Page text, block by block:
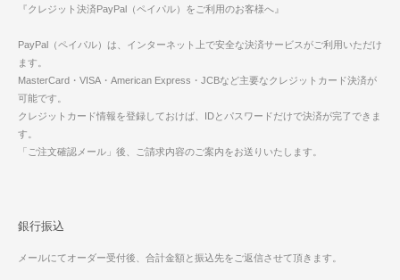
『クレジット決済PayPal（ペイパル）をご利用のお客様へ』
PayPal（ペイパル）は、インターネット上で安全な決済サービスがご利用いただけ
ます。
MasterCard・VISA・American Express・JCBなど主要なクレジットカード決済が
可能です。
クレジットカード情報を登録しておけば、IDとパスワードだけで決済が完了できま
す。
「ご注文確認メール」後、ご請求内容のご案内をお送りいたします。
銀行振込
メールにてオーダー受付後、合計金額と振込先をご返信させて頂きます。